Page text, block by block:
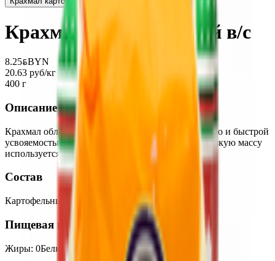
Крахмал картофельный в/с
8.25BYNBYN
20.63 руб/кг
400 г
Описание
Крахмал обладает высокой питательной ценностью и быстрой
усвояемостью, а его способность образовывать вязкую массу
используется для приготовления соусов и киселей
Состав
Картофельный крахмал без глютена
Пищевая ценность на 100г
Жиры: 0Белки : 310Углеводы